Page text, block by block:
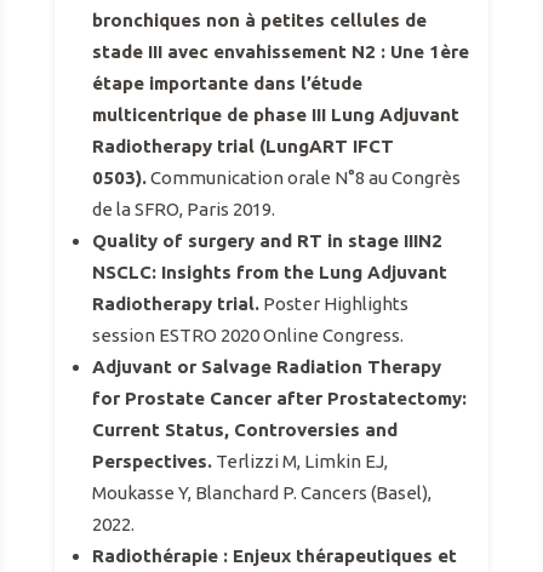
bronchiques non à petites cellules de
stade III avec envahissement N2 : Une 1ère
étape importante dans l’étude
multicentrique de phase III Lung Adjuvant
Radiotherapy trial (LungART IFCT
0503).Communication orale N°8 au Congrès
de la SFRO, Paris 2019.
Quality of surgery and RT in stage IIIN2
NSCLC: Insights from the Lung Adjuvant
Radiotherapy trial.Poster Highlights
session ESTRO 2020 Online Congress.
Adjuvant or Salvage Radiation Therapy
for Prostate Cancer after Prostatectomy:
Current Status, Controversies and
Perspectives.Terlizzi M, Limkin EJ,
Moukasse Y, Blanchard P. Cancers (Basel),
2022.
Radiothérapie : Enjeux thérapeutiques et